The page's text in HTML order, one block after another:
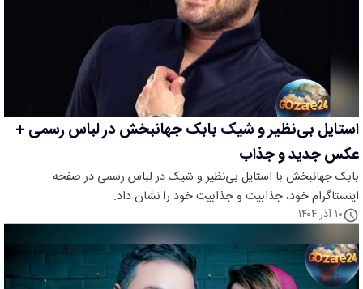
استایل بی‌نظیر و شیک بابک جهانبخش در لباس رسمی +
عکس جدید و جذاب
بابک جهانبخش با استایل بی‌نظیر و شیک در لباس رسمی در صفحه
اینستاگرام خود، جذابیت و جذابیت خود را نشان داد.
۱۰ آذر ۱۴۰۴